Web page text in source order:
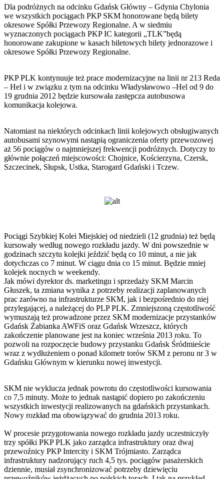
Dla podróżnych na odcinku Gdańsk Główny – Gdynia Chylonia
we wszystkich pociągach PKP SKM honorowane będą bilety
okresowe Spółki Przewozy Regionalne. A w siedmiu
wyznaczonych pociągach PKP IC kategorii „TLK”będą
honorowane zakupione w kasach biletowych bilety jednorazowe i
okresowe Spółki Przewozy Regionalne.
PKP PLK kontynuuje też prace modernizacyjne na linii nr 213 Reda
– Hel i w związku z tym na odcinku Władysławowo –Hel od 9 do
19 grudnia 2012 będzie kursowała zastępcza autobusowa
komunikacja kolejowa.
Natomiast na niektórych odcinkach linii kolejowych obsługiwanych
autobusami szynowymi nastąpią ograniczenia oferty przewozowej
aż 56 pociągów o najmniejszej frekwencji podróżnych. Dotyczy to
głównie połączeń miejscowości: Chojnice, Kościerzyna, Czersk,
Szczecinek, Słupsk, Ustka, Starogard Gdański i Tczew.
Pociągi Szybkiej Kolei Miejskiej od niedzieli (12 grudnia) też będą
kursowały według nowego rozkładu jazdy. W dni powszednie w
godzinach szczytu kolejki jeździć będą co 10 minut, a nie jak
dotychczas co 7 minut. W ciągu dnia co 15 minut. Będzie mniej
kolejek nocnych w weekendy.
Jak mówi dyrektor ds. marketingu i sprzedaży SKM Marcin
Głuszek, ta zmiana wynika z potrzeby realizacji zaplanowanych
prac zarówno na infrastrukturze SKM, jak i bezpośrednio do niej
przylegającej, a należącej do PLP PLK. Zmniejszoną częstotliwość
wymuszają też prowadzone przez SKM modernizacje przystanków
Gdańsk Żabianka AWFiS oraz Gdańsk Wrzeszcz, których
zakończenie planowane jest na koniec września 2013 roku. To
pozwoli na rozpoczęcie budowy przystanku Gdańsk Śródmieście
wraz z wydłużeniem o ponad kilometr torów SKM z peronu nr 3 w
Gdańsku Głównym w kierunku nowej inwestycji.
SKM nie wyklucza jednak powrotu do częstotliwości kursowania
co 7,5 minuty. Może to jednak nastąpić dopiero po zakończeniu
wszystkich inwestycji realizowanych na gdańskich przystankach.
Nowy rozkład ma obowiązywać do grudnia 2013 roku.
W procesie przygotowania nowego rozkładu jazdy uczestniczyły
trzy spółki PKP PLK jako zarządca infrastruktury oraz dwaj
przewoźnicy PKP Intercity i SKM Trójmiasto. Zarządca
infrastruktury nadzorujący ruch 4,5 tys. pociągów pasażerskich
dziennie, musiał zsynchronizować potrzeby dziewięciu